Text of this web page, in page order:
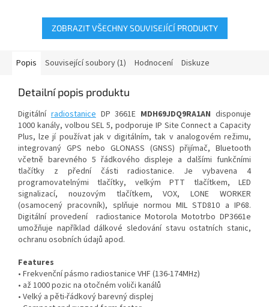
ZOBRAZIT VŠECHNY SOUVISEJÍCÍ PRODUKTY
Popis Související soubory (1) Hodnocení Diskuze
Detailní popis produktu
Digitální radiostanice DP 3661E MDH69JDQ9RA1AN disponuje
1000 kanály, volbou SEL 5, podporuje IP Site Connect a Capacity
Plus, lze jí používat jak v digitálním, tak v analogovém režimu,
integrovaný GPS nebo GLONASS (GNSS) přijímač, Bluetooth
včetně barevného 5 řádkového displeje a dalšími funkčními
tlačítky z přední části radiostanice. Je vybavena 4
programovatelnými tlačítky, velkým PTT tlačítkem, LED
signalizací, nouzovým tlačítkem, VOX, LONE WORKER
(osamocený pracovník), splňuje normou MIL STD810 a IP68.
Digitální provedení radiostanice Motorola Mototrbo DP3661e
umožňuje například dálkové sledování stavu ostatních stanic,
ochranu osobních údajů apod.
Features
• Frekvenční pásmo radiostanice VHF (136-174MHz)
• až 1000 pozic na otočném voliči kanálů
• Velký a pěti-řádkový barevný displej